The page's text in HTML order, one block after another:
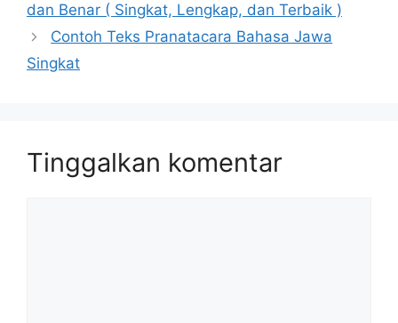
dan Benar ( Singkat, Lengkap, dan Terbaik )
Contoh Teks Pranatacara Bahasa Jawa
Singkat
Tinggalkan komentar